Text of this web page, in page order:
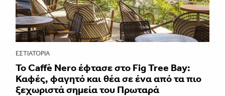
ΕΣΤΙΑΤΌΡΙΑ
Το Caffè Nero έφτασε στο Fig Tree Bay:
Καφές, φαγητό και θέα σε ένα από τα πιο
ξεχωριστά σημεία του Πρωταρά